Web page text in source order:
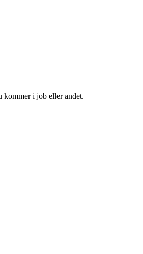
kommer i job eller andet.